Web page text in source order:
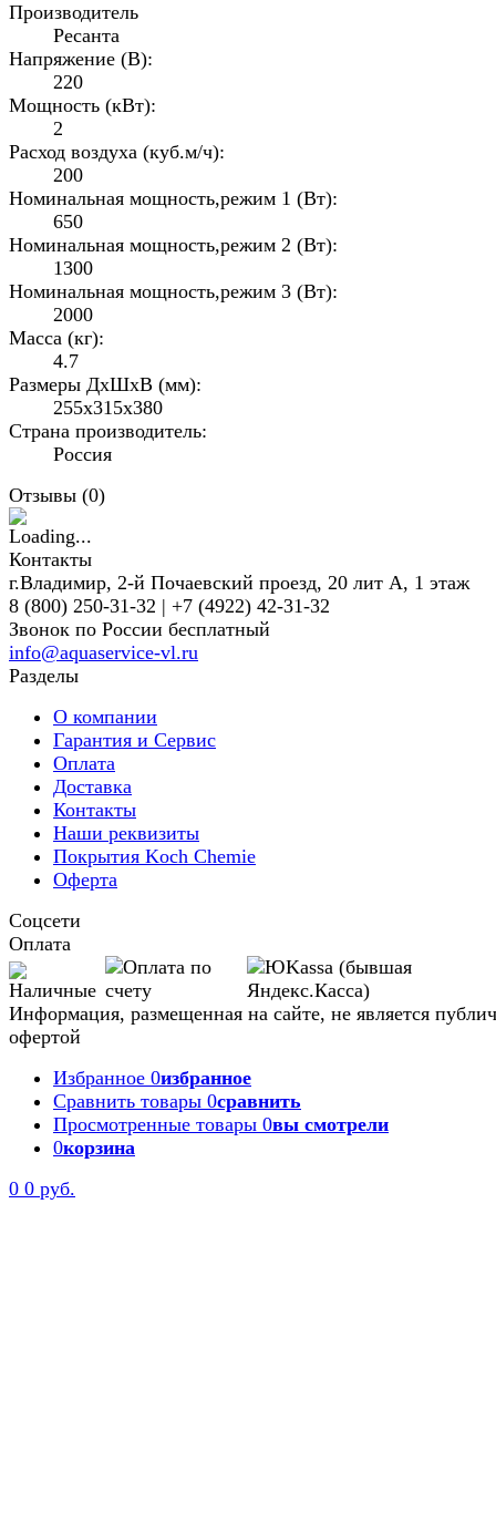
Производитель
Ресанта
Напряжение (В):
220
Мощность (кВт):
2
Расход воздуха (куб.м/ч):
200
Номинальная мощность,режим 1 (Вт):
650
Номинальная мощность,режим 2 (Вт):
1300
Номинальная мощность,режим 3 (Вт):
2000
Масса (кг):
4.7
Размеры ДxШxВ (мм):
255х315х380
Страна производитель:
Россия
Отзывы (0)
Контакты
г.Владимир, 2-й Почаевский проезд, 20 лит А, 1 этаж
8 (800) 250-31-32 | +7 (4922) 42-31-32
Звонок по России бесплатный
info@aquaservice-vl.ru
Разделы
О компании
Гарантия и Сервис
Оплата
Доставка
Контакты
Наши реквизиты
Покрытия Koch Chemie
Оферта
Соцсети
Оплата
Информация, размещенная на сайте, не является
офертой
Избранное 0избранное
Сравнить товары 0сравнить
Просмотренные товары 0вы смотрели
0корзина
0 0 руб.